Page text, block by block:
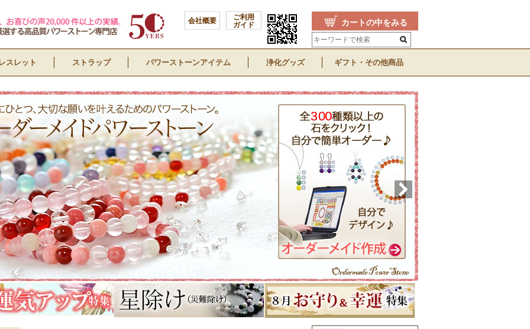
会社概要
ご利用
ガイド
カートの中をみる
スレット ストラップ パワーストーンアイテム 浄化グッズ ギフト・その他商品